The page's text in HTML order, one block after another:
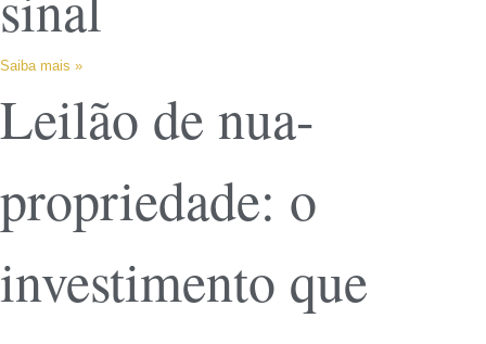
Saiba mais »
Leilão de nua-
propriedade: o
investimento que